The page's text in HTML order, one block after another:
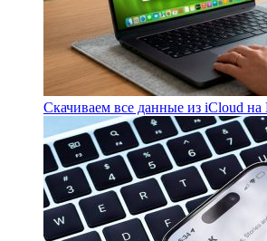
Скачиваем все данные из iCloud